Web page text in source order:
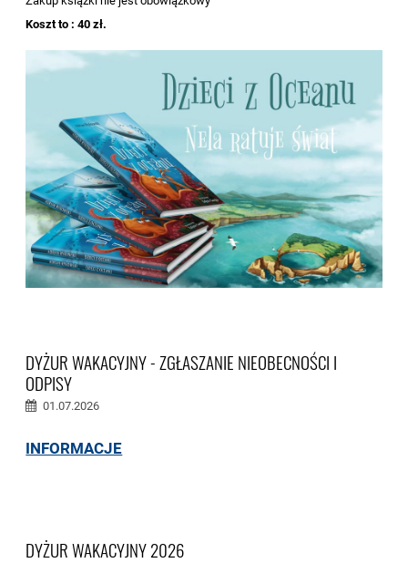
Koszt to : 40 zł.
DYŻUR WAKACYJNY - ZGŁASZANIE NIEOBECNOŚCI I
ODPISY
01.07.2026
INFORMACJE
DYŻUR WAKACYJNY 2026